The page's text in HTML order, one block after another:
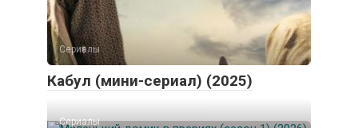
Сериалы
Кабул (мини-сериал) (2025)
Сериалы